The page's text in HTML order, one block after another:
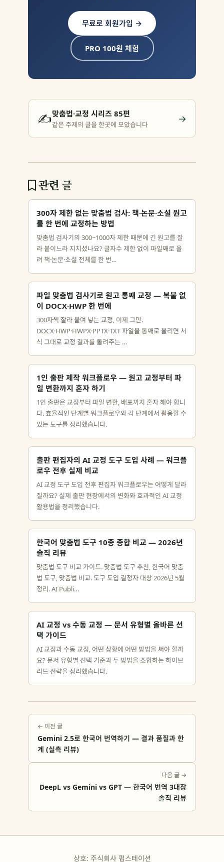
무료로 회원가입 →
PRO 100원 체험
✍️맞춤법·교정 시리즈 85편
같은 주제의 글을 한곳에 모았습니다 →
관련 글
300자 제한 없는 맞춤법 검사: 책·논문·소설 원고
를 한 번에 교정하는 방법
맞춤법 검사기의 300~1000자 제한 때문에 긴 원고를 잘
라 붙이느라 지치셨나요? 글자수 제한 없이 파일째로 올
려 책·논문·소설 전체를 한 번…
파일 맞춤법 검사기로 원고 통째 교정 — 복붙 없
이 DOCX·HWP 한 번에
300자씩 잘라 붙여 넣는 교정, 이제 그만.
DOCX·HWP·HWPX·PPTX·TXT 파일을 통째로 올리면 서
식 그대로 교정 결과를 돌려주는 …
1인 출판 제작 워크플로우 — 원고 교정부터 파
일 변환까지 혼자 하기
1인 출판은 교정부터 파일 변환, 배포까지 혼자 해야 합니
다. 효율적인 단계별 워크플로우와 각 단계에서 활용할 수
있는 도구를 정리했습니다.
출판 편집자의 AI 교정 도구 도입 사례 — 워크플
로우 전후 실제 비교
AI 교정 도구 도입 전후 편집자 워크플로우는 어떻게 달라
질까요? 실제 출판 현장에서의 변화와 효과적인 AI 교정
활용법을 정리했습니다.
한국어 맞춤법 도구 10종 종합 비교 — 2026년
솔직 리뷰
맞춤법 도구 비교 가이드. 맞춤법 도구 추천, 한국어 맞춤
법 도구, 맞춤법 비교. 도구 도입 결정자 대상 2026년 5월
정리. AI Publi…
AI 교정 vs 수동 교정 — 문서 유형별 올바른 선
택 가이드
AI 교정과 수동 교정, 어떤 상황에 어떤 방법을 써야 할까
요? 문서 유형별 선택 기준과 두 방법을 조합하는 하이브
리드 전략을 정리했습니다.
← 이전 글
Gemini 2.5로 한국어 번역하기 — 결과 품질과 한
계 (실측 리뷰)
다음 글 →
DeepL vs Gemini vs GPT — 한국어 번역 3대장
솔직 리뷰
상호: 주식회사 펍스테이션